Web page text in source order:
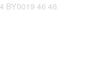
BY0019 46 46